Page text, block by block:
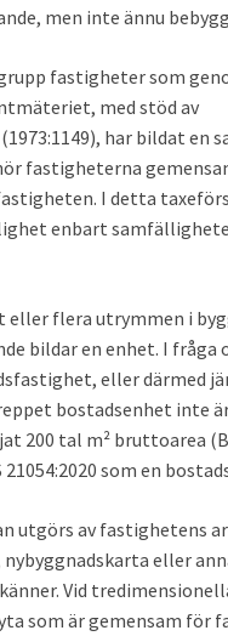
men inte ännu
fastigheter som
med stöd av
har bildat en
fastigheterna
I detta
enbart
eller flera utrymmen i
bildar en enhet. I fråga
eller därmed
bostadsenhet inte
200 tal m² bruttoarea
21054:2020 som en
utgörs av fastighetens
eller
Vid
som är gemensam för